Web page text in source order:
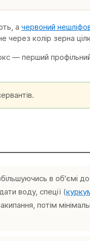
а червоний
через колір зерна
— перший
в об'ємі до
воду, спеції (
потім